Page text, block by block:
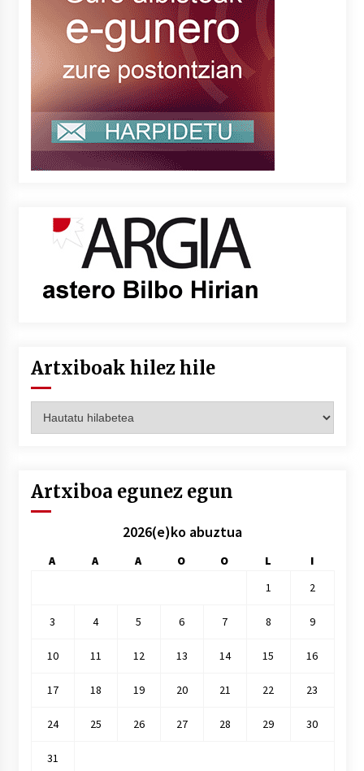
Artxiboak hilez hile
hilez
Artxiboa egunez egun
2026(e)ko abuztua
A A A O O L
I
1
2
3 4 5 6 7 8 9
10 11 12 13 14 15 16
17 18 19 20 21 22 23
24 25 26 27 28 29 30
31